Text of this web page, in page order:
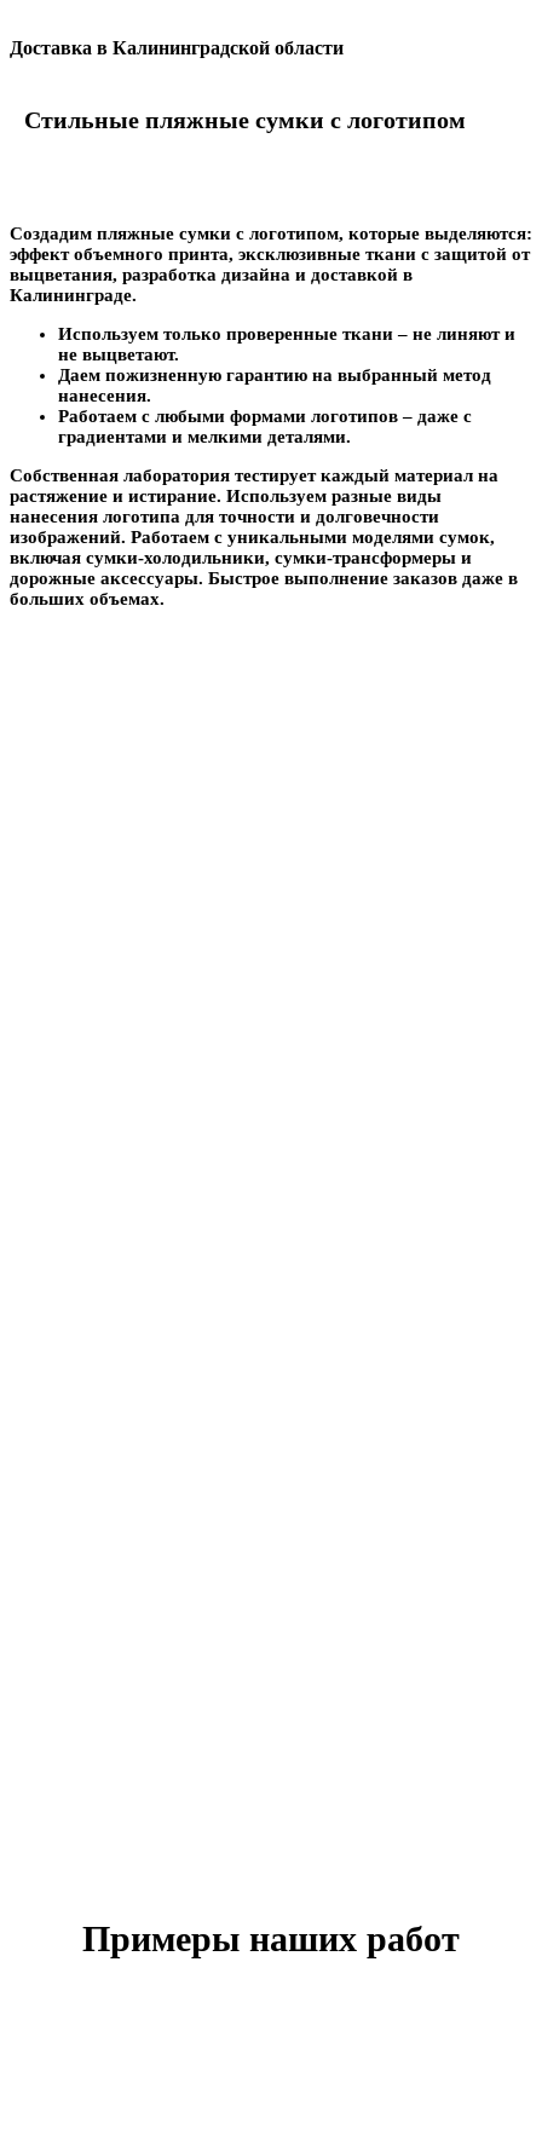
Доставка в Калининградской области
Стильные пляжные сумки с логотипом
Создадим пляжные сумки с логотипом, которые выделяются:
эффект объемного принта, эксклюзивные ткани с защитой от
выцветания, разработка дизайна и доставкой в
Калининграде.
Используем только проверенные ткани – не линяют и
не выцветают.
Даем пожизненную гарантию на выбранный метод
нанесения.
Работаем с любыми формами логотипов – даже с
градиентами и мелкими деталями.
Собственная лаборатория тестирует каждый материал на
растяжение и истирание. Используем разные виды
нанесения логотипа для точности и долговечности
изображений. Работаем с уникальными моделями сумок,
включая сумки-холодильники, сумки-трансформеры и
дорожные аксессуары. Быстрое выполнение заказов даже в
больших объемах.
Примеры наших работ